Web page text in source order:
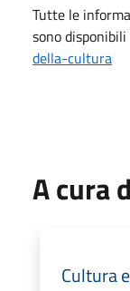
Tutte le
sono
della-cultura
A cura
Cultura